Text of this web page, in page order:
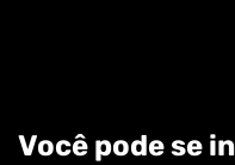
Você pode se